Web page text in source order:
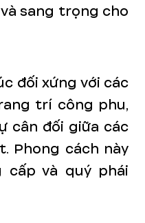
sang trọng cho
đối xứng với các
trí công phu,
cân đối giữa các
Phong cách này
cấp và quý phái